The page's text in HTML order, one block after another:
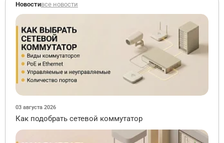
Новостивсе новости
03 августа 2026
Как подобрать сетевой коммутатор